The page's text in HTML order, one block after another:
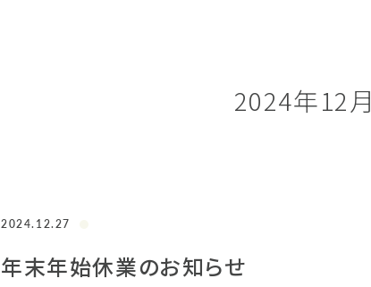
2024年12月
2024.12.27
年末年始休業のお知らせ